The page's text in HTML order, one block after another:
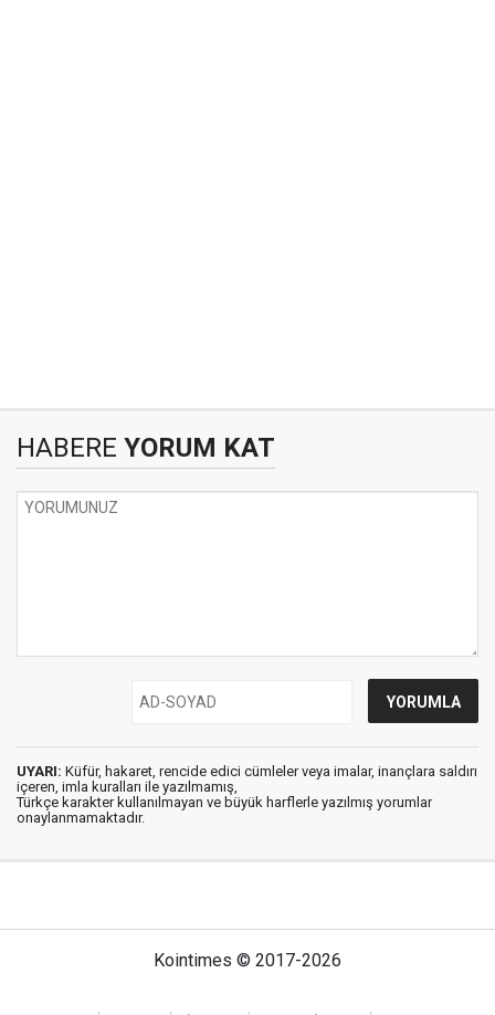
HABERE YORUM KAT
UYARI: Küfür, hakaret, rencide edici cümleler veya imalar, inançlara saldırı
içeren, imla kuralları ile yazılmamış,
Türkçe karakter kullanılmayan ve büyük harflerle yazılmış yorumlar
onaylanmamaktadır.
Kointimes © 2017-2026